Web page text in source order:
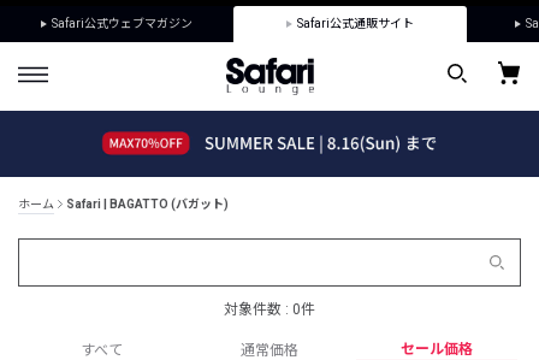
Safari公式ウェブマガジン Safari公式通販サイト
ホーム Safari | BAGATTO (バガット)
対象件数 : 0件
すべて 通常価格 セール価格